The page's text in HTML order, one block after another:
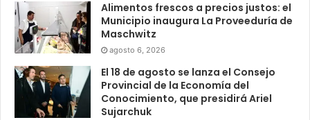
Alimentos frescos a precios justos: el
Municipio inaugura La Proveeduría de
Maschwitz
agosto 6, 2026
El 18 de agosto se lanza el Consejo
Provincial de la Economía del
Conocimiento, que presidirá Ariel
Sujarchuk